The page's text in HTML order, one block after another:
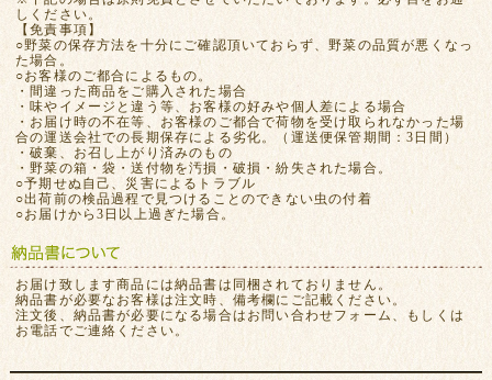
しください。
【免責事項】
○野菜の保存方法を十分にご確認頂いておらず、野菜の品質が悪くなっ
た場合。
○お客様のご都合によるもの。
・間違った商品をご購入された場合
・味やイメージと違う等、お客様の好みや個人差による場合
・お届け時の不在等、お客様のご都合で荷物を受け取られなかった場
合の運送会社での長期保存による劣化。（運送便保管期間：3日間）
・破棄、お召し上がり済みのもの
・野菜の箱・袋・送付物を汚損・破損・紛失された場合。
○予期せぬ自己、災害によるトラブル
○出荷前の検品過程で見つけることのできない虫の付着
○お届けから3日以上過ぎた場合。
お届け致します商品には納品書は同梱されておりません。
納品書が必要なお客様は注文時、備考欄にご記載ください。
注文後、納品書が必要になる場合はお問い合わせフォーム、もしくは
お電話でご連絡ください。